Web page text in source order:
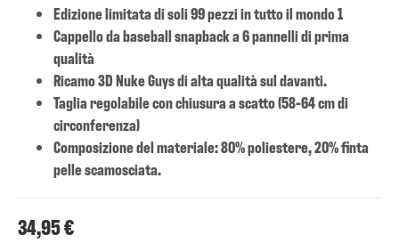
Edizione limitata di soli 99 pezzi in tutto il mondo 1
Cappello da baseball snapback a 6 pannelli di prima
qualità
Ricamo 3D Nuke Guys di alta qualità sul davanti.
Taglia regolabile con chiusura a scatto (58-64 cm di
circonferenza)
Composizione del materiale: 80% poliestere, 20% finta
pelle scamosciata.
34,95 €